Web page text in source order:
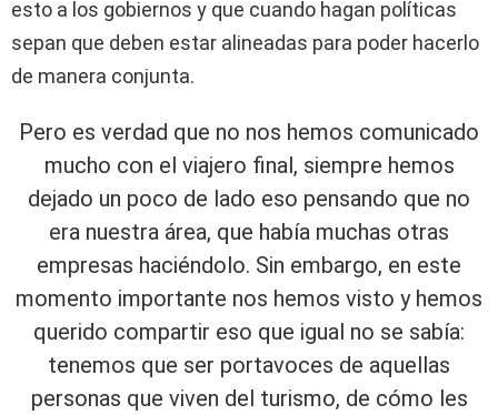
esto a los gobiernos y que cuando hagan políticas
sepan que deben estar alineadas para poder hacerlo
de manera conjunta.
Pero es verdad que no nos hemos comunicado
mucho con el viajero final, siempre hemos
dejado un poco de lado eso pensando que no
era nuestra área, que había muchas otras
empresas haciéndolo. Sin embargo, en este
momento importante nos hemos visto y hemos
querido compartir eso que igual no se sabía:
tenemos que ser portavoces de aquellas
personas que viven del turismo, de cómo les